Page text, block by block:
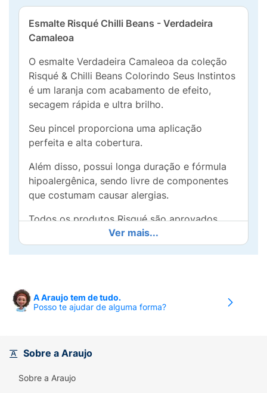
Esmalte Risqué Chilli Beans - Verdadeira
Camaleoa
O esmalte Verdadeira Camaleoa da coleção
Risqué & Chilli Beans Colorindo Seus Instintos
é um laranja com acabamento de efeito,
secagem rápida e ultra brilho.
Seu pincel proporciona uma aplicação
perfeita e alta cobertura.
Além disso, possui longa duração e fórmula
hipoalergênica, sendo livre de componentes
que costumam causar alergias.
Todos os produtos Risqué são aprovados
pelo programa Leaping Bunny da Cruelty Free
International, padrão ouro globalmente
Conheça a nova coleção Risqué & Chilli Beans
com esmaltes, óculos e relógios exclusivos
Ver mais...
A Araujo tem de tudo.
Posso te ajudar de alguma forma?
Sobre a Araujo
Sobre a Araujo